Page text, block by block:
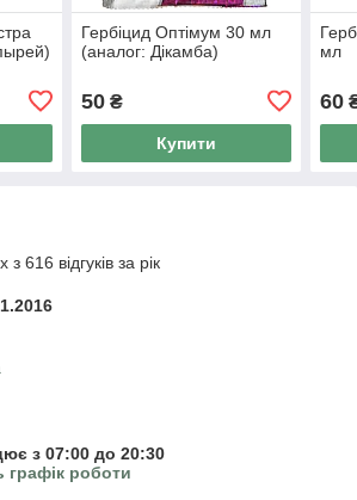
Гербіцид Оптімум 30 мл
(аналог: Дікамба)
50₴
Купити
мл
60
616 відгуків за рік
з 07:00 до 20:30
графік роботи